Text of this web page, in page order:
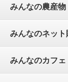
みんなの農産物
みんなのネット
みんなのカフェ